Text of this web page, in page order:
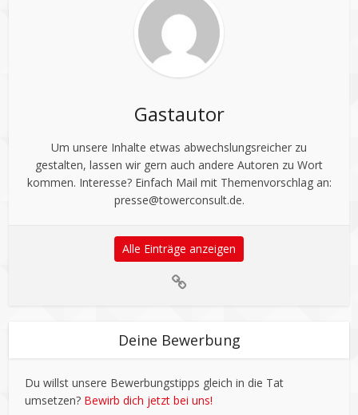
Gastautor
Um unsere Inhalte etwas abwechslungsreicher zu
gestalten, lassen wir gern auch andere Autoren zu Wort
kommen. Interesse? Einfach Mail mit Themenvorschlag an:
presse@towerconsult.de.
Alle Einträge anzeigen
Deine Bewerbung
Du willst unsere Bewerbungstipps gleich in die Tat
umsetzen? Bewirb dich jetzt bei uns!